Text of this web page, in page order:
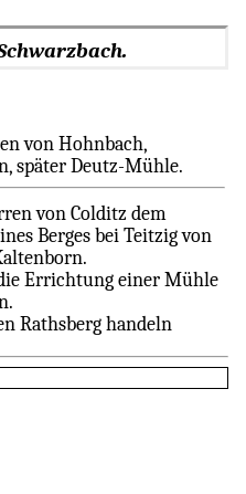
.
von Hohnbach,
später Deutz-Mühle.
von Colditz dem
Berges bei Teitzig von
Errichtung einer Mühle
Rathsberg handeln